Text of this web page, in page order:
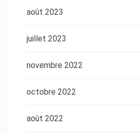
août 2023
juillet 2023
novembre 2022
octobre 2022
août 2022